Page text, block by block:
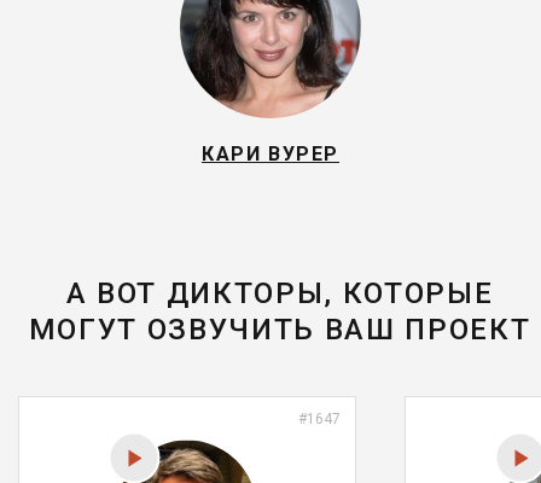
КАРИ ВУРЕР
А ВОТ ДИКТОРЫ, КОТОРЫЕ
МОГУТ ОЗВУЧИТЬ ВАШ ПРОЕКТ
#1647